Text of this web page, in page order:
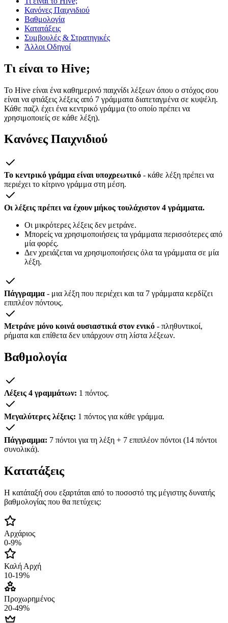
Κανόνες Παιχνιδιού
Βαθμολογία
Κατατάξεις
Συμβουλές & Στρατηγικές
Άλλοι Οδηγοί
Τι είναι το Hive;
Το Hive είναι ένα καθημερινό παιχνίδι λέξεων όπου ο στόχος σου
είναι να φτιάξεις λέξεις από 7 γράμματα διατεταγμένα σε κυψέλη.
Κάθε παζλ έχει ένα κεντρικό γράμμα (το οποίο πρέπει να
χρησιμοποιείς σε κάθε λέξη).
Κανόνες Παιχνιδιού
Το κεντρικό γράμμα είναι υποχρεωτικό - κάθε λέξη πρέπει να
περιέχει το κίτρινο γράμμα στη μέση.
Οι λέξεις πρέπει να έχουν μήκος τουλάχιστον 4 γράμματα.
Οι μικρότερες λέξεις δεν μετράνε.
Μπορείς να χρησιμοποιήσεις τα γράμματα περισσότερες από
μία φορές.
Δεν χρειάζεται να χρησιμοποιήσεις όλα τα γράμματα σε μία
λέξη.
Πάγγραμμα - μια λέξη που περιέχει και τα 7 γράμματα κερδίζει
επιπλέον πόντους.
Μετράνε μόνο κοινά ουσιαστικά στον ενικό - πληθυντικοί,
ρήματα και επίθετα δεν υπάρχουν στη λίστα λέξεων.
Βαθμολογία
Λέξεις 4 γραμμάτων: 1 πόντος.
Μεγαλύτερες λέξεις: 1 πόντος για κάθε γράμμα.
Πάγγραμμα: 7 πόντοι για τη λέξη + 7 επιπλέον πόντοι (14 πόντοι
συνολικά).
Κατατάξεις
Η κατάταξή σου εξαρτάται από το ποσοστό της μέγιστης δυνατής
βαθμολογίας που θα πετύχεις:
Αρχάριος
0-9%
Καλή Αρχή
10-19%
Προχωρημένος
20-49%